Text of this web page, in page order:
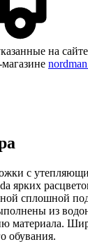
на
с
ярких
сплошной
из
материала.
обувания.